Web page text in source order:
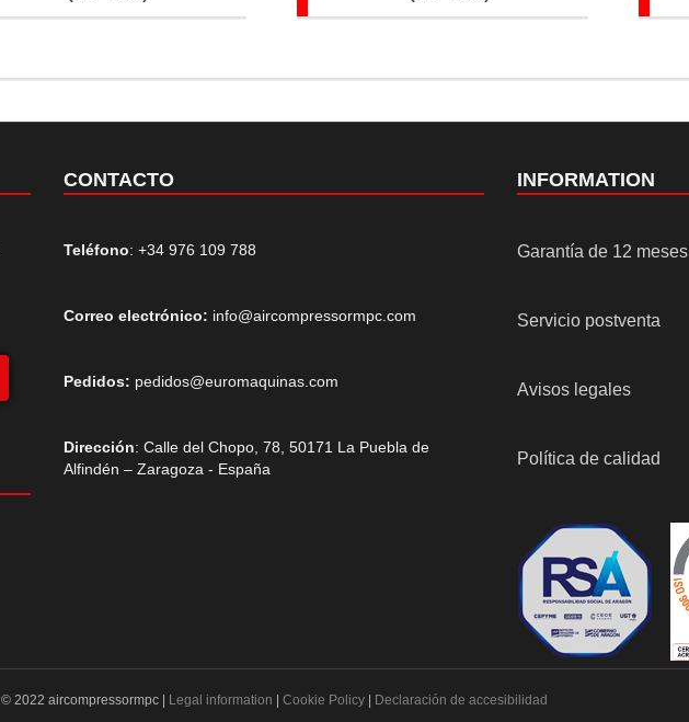
CONTACTO
Teléfono: +34 976 109 788
Correo electrónico: info@aircompressormpc.com
Pedidos: pedidos@euromaquinas.com
Dirección: Calle del Chopo, 78, 50171 La Puebla de
Alfindén – Zaragoza - España
INFORMATION
Garantía de 12 meses
Servicio postventa
Avisos legales
Política de calidad
© 2022 aircompressormpc | Legal information Cookie Policy| Declaración de accesibilidad